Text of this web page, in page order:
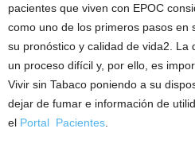
pacientes que viven con EPOC
como uno de los primeros pasos en
su pronóstico y calidad de vida2. La
un proceso difícil y, por ello, es
Vivir sin Tabaco poniendo a su
dejar de fumar e información de
el Portal Pacientes.